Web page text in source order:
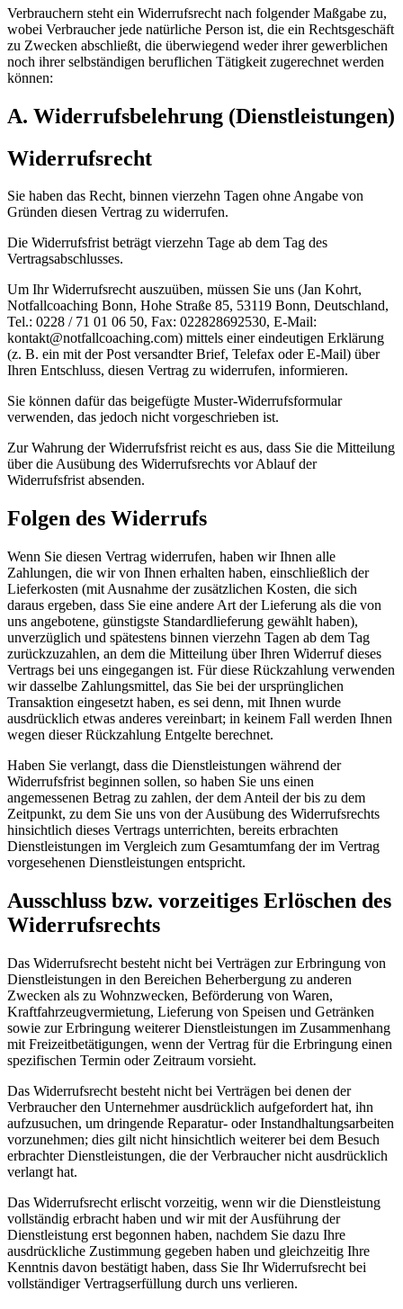
Verbrauchern steht ein Widerrufsrecht nach folgender Maßgabe zu,
wobei Verbraucher jede natürliche Person ist, die ein Rechtsgeschäft
zu Zwecken abschließt, die überwiegend weder ihrer gewerblichen
noch ihrer selbständigen beruflichen Tätigkeit zugerechnet werden
können:
A. Widerrufsbelehrung (Dienstleistungen)
Widerrufsrecht
Sie haben das Recht, binnen vierzehn Tagen ohne Angabe von
Gründen diesen Vertrag zu widerrufen.
Die Widerrufsfrist beträgt vierzehn Tage ab dem Tag des
Vertragsabschlusses.
Um Ihr Widerrufsrecht auszuüben, müssen Sie uns (Jan Kohrt,
Notfallcoaching Bonn, Hohe Straße 85, 53119 Bonn, Deutschland,
Tel.: 0228 / 71 01 06 50, Fax: 022828692530, E-Mail:
kontakt@notfallcoaching.com) mittels einer eindeutigen Erklärung
(z. B. ein mit der Post versandter Brief, Telefax oder E-Mail) über
Ihren Entschluss, diesen Vertrag zu widerrufen, informieren.
Sie können dafür das beigefügte Muster-Widerrufsformular
verwenden, das jedoch nicht vorgeschrieben ist.
Zur Wahrung der Widerrufsfrist reicht es aus, dass Sie die Mitteilung
über die Ausübung des Widerrufsrechts vor Ablauf der
Widerrufsfrist absenden.
Folgen des Widerrufs
Wenn Sie diesen Vertrag widerrufen, haben wir Ihnen alle
Zahlungen, die wir von Ihnen erhalten haben, einschließlich der
Lieferkosten (mit Ausnahme der zusätzlichen Kosten, die sich
daraus ergeben, dass Sie eine andere Art der Lieferung als die von
uns angebotene, günstigste Standardlieferung gewählt haben),
unverzüglich und spätestens binnen vierzehn Tagen ab dem Tag
zurückzuzahlen, an dem die Mitteilung über Ihren Widerruf dieses
Vertrags bei uns eingegangen ist. Für diese Rückzahlung verwenden
wir dasselbe Zahlungsmittel, das Sie bei der ursprünglichen
Transaktion eingesetzt haben, es sei denn, mit Ihnen wurde
ausdrücklich etwas anderes vereinbart; in keinem Fall werden Ihnen
wegen dieser Rückzahlung Entgelte berechnet.
Haben Sie verlangt, dass die Dienstleistungen während der
Widerrufsfrist beginnen sollen, so haben Sie uns einen
angemessenen Betrag zu zahlen, der dem Anteil der bis zu dem
Zeitpunkt, zu dem Sie uns von der Ausübung des Widerrufsrechts
hinsichtlich dieses Vertrags unterrichten, bereits erbrachten
Dienstleistungen im Vergleich zum Gesamtumfang der im Vertrag
vorgesehenen Dienstleistungen entspricht.
Ausschluss bzw. vorzeitiges Erlöschen des
Widerrufsrechts
Das Widerrufsrecht besteht nicht bei Verträgen zur Erbringung von
Dienstleistungen in den Bereichen Beherbergung zu anderen
Zwecken als zu Wohnzwecken, Beförderung von Waren,
Kraftfahrzeugvermietung, Lieferung von Speisen und Getränken
sowie zur Erbringung weiterer Dienstleistungen im Zusammenhang
mit Freizeitbetätigungen, wenn der Vertrag für die Erbringung einen
spezifischen Termin oder Zeitraum vorsieht.
Das Widerrufsrecht besteht nicht bei Verträgen bei denen der
Verbraucher den Unternehmer ausdrücklich aufgefordert hat, ihn
aufzusuchen, um dringende Reparatur- oder Instandhaltungsarbeiten
vorzunehmen; dies gilt nicht hinsichtlich weiterer bei dem Besuch
erbrachter Dienstleistungen, die der Verbraucher nicht ausdrücklich
verlangt hat.
Das Widerrufsrecht erlischt vorzeitig, wenn wir die Dienstleistung
vollständig erbracht haben und wir mit der Ausführung der
Dienstleistung erst begonnen haben, nachdem Sie dazu Ihre
ausdrückliche Zustimmung gegeben haben und gleichzeitig Ihre
Kenntnis davon bestätigt haben, dass Sie Ihr Widerrufsrecht bei
vollständiger Vertragserfüllung durch uns verlieren.